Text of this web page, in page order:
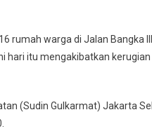
rumah warga di Jalan Bangka
hari itu mengakibatkan
(Sudin Gulkarmat) Jakarta